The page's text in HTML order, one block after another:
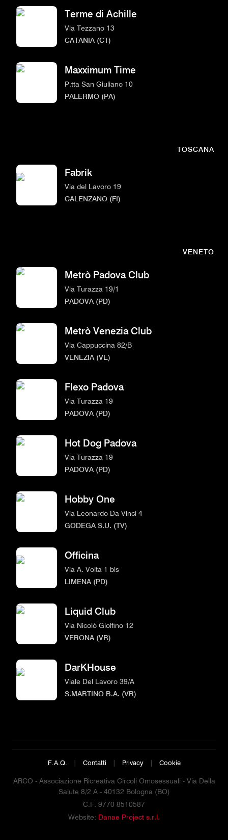
Terme di Achille
Via Tezzano 13
CATANIA (CT)
Maxximum Time
P.tta San Giuliano 10
PALERMO (PA)
TOSCANA
Fabrik
Via del Lavoro 19
CALENZANO (FI)
VENETO
Metrò Padova Club
Via Turazza 19/1
PADOVA (PD)
Metrò Venezia Club
Via Cappuccina 82/B
VENEZIA (VE)
Flexo Padova
Via Turazza 19
PADOVA (PD)
Hot Dog Padova
Via Turazza 19
PADOVA (PD)
Hobby One
Via Leonardo Da Vinci 4
GODEGA S.U. (TV)
Officina
Via A. Volta 1 bis
LIMENA (PD)
Liquid Club
Via Nicolò Giolfino 12
VERONA (VR)
DarKHouse
Viale Del Lavoro 39/A
S.MARTINO B.A. (VR)
F.A.Q. | Contatti | Privacy | Cookie
ARCO - Associazione Ricreativa Circoli Omosessuali - Via Della
Salute 8/2 A - 40132 Bologna (BO)
C.F. 9770 8510587
Website: Danae Project s.r.l.